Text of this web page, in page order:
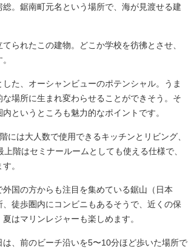
。鋸南町元名という場所で、海が見渡せる建
られたこの建物。どこか学校を彷彿とさせ、
た、オーシャンビューのポテンシャル。うま
な場所に生まれ変わらせることができそう。そ
というところも魅力的なポイントです。
には大人数で使用できるキッチンとリビング、
階はセミナールームとしても使える仕様で、
。
国の方からも注目を集めている鋸山（日本
徒歩圏内にコンビニもあるそうで、近くの保
はマリンレジャーも楽しめます。
は、前のビーチ沿いを5〜10分ほど歩いた場所で